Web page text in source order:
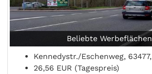
Beliebte Werbeflächen
Kennedystr./Eschenweg, 63477,
26,56 EUR (Tagespreis)